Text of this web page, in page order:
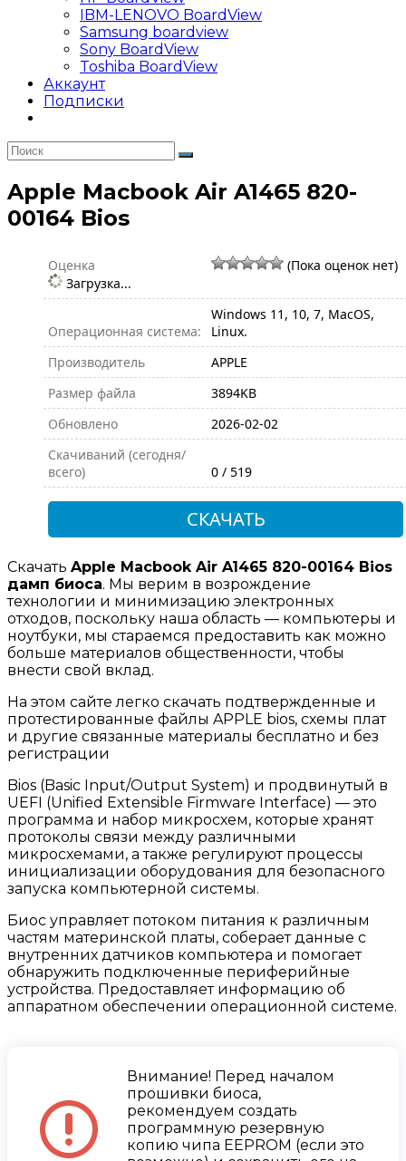
IBM-LENOVO BoardView
Samsung boardview
Sony BoardView
Toshiba BoardView
Аккаунт
Подписки
Apple Macbook Air A1465 820-
00164 Bios
Оценка
(Пока оценок нет)
Загрузка...
Операционная система:
Windows 11, 10, 7, MacOS,
Linux.
Производитель
APPLE
Размер файла
3894KB
Обновлено
2026-02-02
Скачиваний (сегодня/
всего)
0 / 519
СКАЧАТЬ
Скачать Apple Macbook Air A1465 820-00164 Bios
дамп биоса. Мы верим в возрождение
технологии и минимизацию электронных
отходов, поскольку наша область — компьютеры и
ноутбуки, мы стараемся предоставить как можно
больше материалов общественности, чтобы
внести свой вклад.
На этом сайте легко скачать подтвержденные и
протестированные файлы APPLE bios, схемы плат
и другие связанные материалы бесплатно и без
регистрации
Bios (Basic Input/Output System) и продвинутый в
UEFI (Unified Extensible Firmware Interface) — это
программа и набор микросхем, которые хранят
протоколы связи между различными
микросхемами, а также регулируют процессы
инициализации оборудования для безопасного
запуска компьютерной системы.
Биос управляет потоком питания к различным
частям материнской платы, соберает данные с
внутренних датчиков компьютера и помогает
обнаружить подключенные периферийные
устройства. Предоставляет информацию об
аппаратном обеспечении операционной системе.
Внимание! Перед началом
прошивки биоса,
рекомендуем создать
программную резервную
копию чипа EEPROM (если это